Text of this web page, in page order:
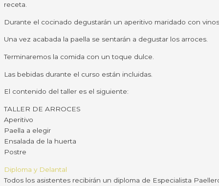
receta.
Durante el cocinado degustarán un aperitivo maridado con
Una vez acabada la paella se sentarán a degustar los arroces.
Terminaremos la comida con un toque dulce.
Las bebidas durante el curso están incluidas.
El contenido del taller es el siguiente:
TALLER DE ARROCES
Aperitivo
Paella a elegir
Ensalada de la huerta
Postre
Diploma y Delantal
Todos los asistentes recibirán un diploma de Especialista